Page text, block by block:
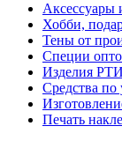
Аксессуары
Хобби,
Тены от
Специи
Изделия РТИ
Средства по
Печать